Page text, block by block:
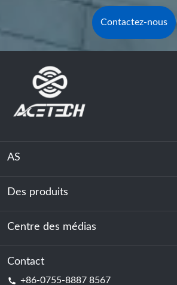
Contactez-nous
AS
À propos de nous
Durabilité
Des produits
Stockage d'énergie
Centre de données et salle des serveurs
Centre des médias
Nouvelles
Contact
+86-0755-8887 8567